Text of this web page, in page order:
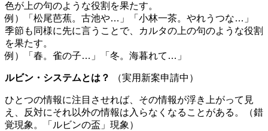
色が上の句のような役割を果たす。
例）「松尾芭蕉。古池や…」「小林一茶。やれうつな…」
季節も同様に先に言うことで、カルタの上の句のような役割
を果たす。
例）「春。雀の子…」「冬。海暮れて…」
ルビン・システムとは？ （実用新案申請中）
ひとつの情報に注目させれば、その情報が浮き上がって見
え、反対にそれ以外の情報は入らなくなることがある。（錯
覚現象。「ルビンの盃」現象）